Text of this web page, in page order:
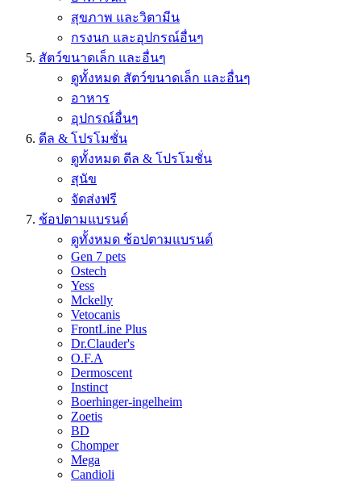
สุขภาพ และวิตามีน
กรงนก และอุปกรณ์อื่นๆ
สัตว์ขนาดเล็ก และอื่นๆ
ดูทั้งหมด สัตว์ขนาดเล็ก และอื่นๆ
อาหาร
อุปกรณ์อื่นๆ
ดีล & โปรโมชั่น
ดูทั้งหมด ดีล & โปรโมชั่น
สุนัข
จัดส่งฟรี
ช้อปตามแบรนด์
ดูทั้งหมด ช้อปตามแบรนด์
Gen 7 pets
Ostech
Yess
Mckelly
Vetocanis
FrontLine Plus
Dr.Clauder's
O.F.A
Dermoscent
Instinct
Boerhinger-ingelheim
Zoetis
BD
Chomper
Mega
Candioli